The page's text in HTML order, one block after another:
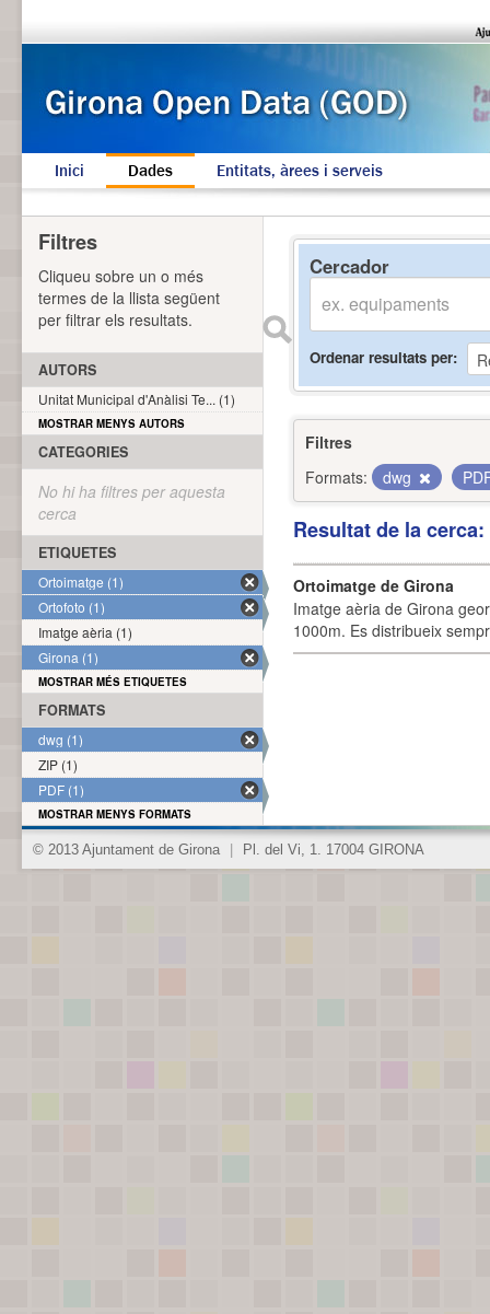
Inici Dades Entitats, àrees i serveis
Cercador
Ordenar resultats per
Filtres
Formats:
dwg
Resultat de la
Ortoimatge de Girona
Imatge aèria de Girona
1000m. Es distribueix
Filtres
Cliqueu sobre un o més
termes de la llista següent
per filtrar els resultats.
AUTORS
Unitat Municipal d'Anàlisi Te... (1)
MOSTRAR MENYS AUTORS
CATEGORIES
No hi ha filtres per aquesta
cerca
ETIQUETES
Ortoimatge (1)
Ortofoto (1)
Imatge aèria (1)
Girona (1)
MOSTRAR MÉS ETIQUETES
FORMATS
dwg (1)
ZIP (1)
PDF (1)
MOSTRAR MENYS FORMATS
© 2013 Ajuntament de Girona Pl. del Vi, 1. 17004 GIRONA